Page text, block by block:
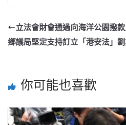
立法會財會通過向海洋公園撥
鄉議局堅定支持訂立「港安法」
你可能也喜歡